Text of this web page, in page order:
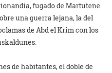
fugado de Martutene
una guerra lejana, la del
de Abd el Krim con los
de habitantes, el doble de